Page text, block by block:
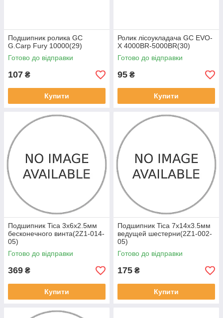
Подшипник ролика GC
G.Carp Fury 10000(29)
Готово до відправки
107 ₴
Купити
Ролик лісоукладача GC EVO-
X 4000BR-5000BR(30)
Готово до відправки
95 ₴
Купити
Подшипник Tica 3x6x2.5мм
бесконечного винта(2Z1-014-
05)
Готово до відправки
369 ₴
Купити
Подшипник Tica 7x14x3.5мм
ведущей шестерни(2Z1-002-
05)
Готово до відправки
175 ₴
Купити